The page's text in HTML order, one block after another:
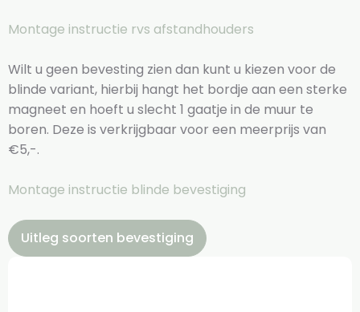
Montage instructie rvs afstandhouders
Wilt u geen bevesting zien dan kunt u kiezen voor de
blinde variant, hierbij hangt het bordje aan een sterke
magneet en hoeft u slecht 1 gaatje in de muur te
boren. Deze is verkrijgbaar voor een meerprijs van
€5,-.
Montage instructie blinde bevestiging
Uitleg soorten bevestiging